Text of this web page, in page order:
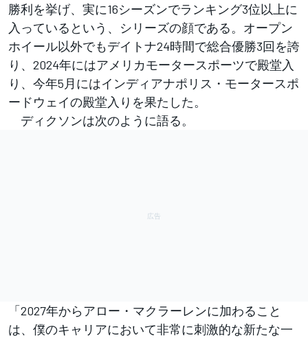
勝利を挙げ、実に16シーズンでランキング3位以上に
入っているという、シリーズの顔である。オープン
ホイール以外でもデイトナ24時間で総合優勝3回を誇
り、2024年にはアメリカモータースポーツで殿堂入
り、今年5月にはインディアナポリス・モータースポ
ードウェイの殿堂入りを果たした。
ディクソンは次のように語る。
「2027年からアロー・マクラーレンに加わること
は、僕のキャリアにおいて非常に刺激的な新たな一